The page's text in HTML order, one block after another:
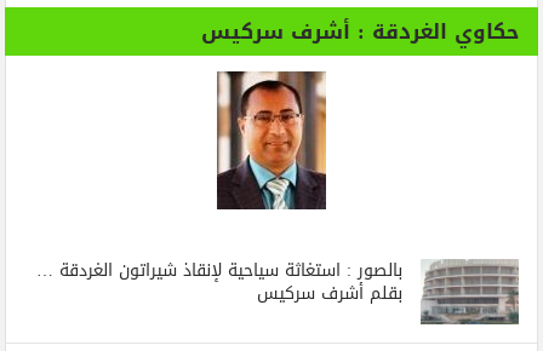
حكاوي الغردقة : أشرف سركيس
بالصور : استغاثة سياحية لإنقاذ شيراتون الغردقة …
بقلم أشرف سركيس